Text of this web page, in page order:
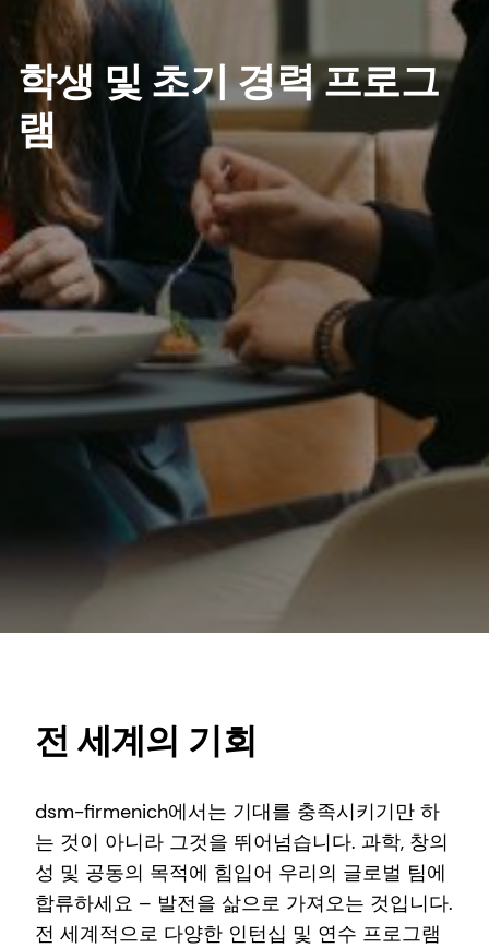
학생 및 초기 경력 프로그
램
전 세계의 기회
dsm-firmenich에서는 기대를 충족시키기만 하
는 것이 아니라 그것을 뛰어넘습니다. 과학, 창의
성 및 공동의 목적에 힘입어 우리의 글로벌 팀에
합류하세요 – 발전을 삶으로 가져오는 것입니다.
전 세계적으로 다양한 인턴십 및 연수 프로그램